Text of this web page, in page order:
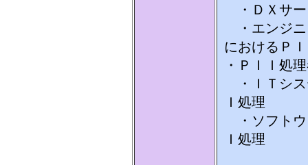
・ＤＸサー
・エンジニ
におけるＰ
・ＰＩＩ処
・ＩＴシス
Ｉ処理
・ソフトウ
Ｉ処理